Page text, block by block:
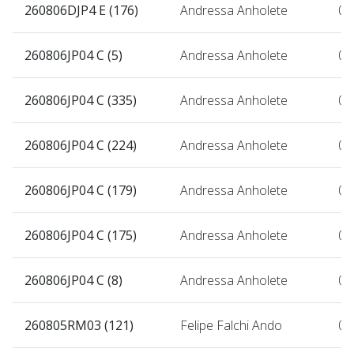
260806DJP4 E (176) Andressa Anholete
260806JP04 C (5) Andressa Anholete
260806JP04 C (335) Andressa Anholete
260806JP04 C (224) Andressa Anholete
260806JP04 C (179) Andressa Anholete
260806JP04 C (175) Andressa Anholete
260806JP04 C (8) Andressa Anholete
260805RM03 (121) Felipe Falchi Ando